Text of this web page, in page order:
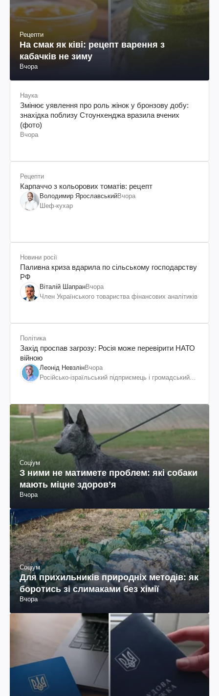
Рецепти
На смак як ківі: рецепт варення з
кабачків не зиму
Вчора
Наука
Змінює уявлення про роль жінок у бронзову добу:
знахідка поблизу Стоунхенджа вразила вчених
(фото)
Вчора
Рецепти
Карпаччо з кольорових томатів: рецепт
Володимир ЯрославськийВчора
Шеф-кухар
Новини росії
Паливна криза вдарила по сільському господарству
РФ
Віталій ШапранВчора
Член Українського товариства фінансових аналітиків
Політика
Захід проспав загрозу: Росія може перевірити НАТО
війною
Леонід НевзлінВчора
Російсько-ізраїльський підприємець і громадський
Соціум
З ними не матимете проблем: які собаки
мають міцне здоров’я
Вчора
Соціум
Для прихильників природніх методів: як
боротись зі слимаками без хімії
Вчора